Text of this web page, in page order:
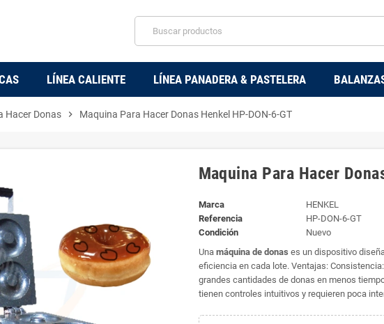
LÍNEA CALIENTE LÍNEA PANADERA & PASTELERA
Hacer Donas chevron_right Maquina Para Hacer Donas Henkel HP-DON-6-GT
Maquina Para Hacer
Marca
HENKEL
Referencia
HP-DON-6-GT
Condición
Nuevo
Una máquina de donas es un dispositivo
eficiencia en cada lote. Ventajas:
grandes cantidades de donas en menos
tienen controles intuitivos y requieren poca